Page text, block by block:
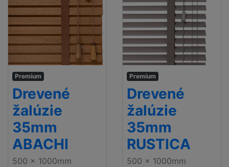
Premium
Drevené
žalúzie
35mm
ABACHI
500 x 1000mm
Premium
Drevené
žalúzie
35mm
RUSTICA
500 x 1000mm